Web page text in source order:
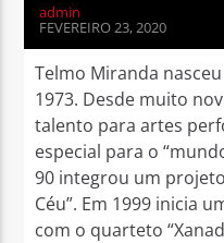
admin
FEVEREIRO 23, 2020
Telmo Miranda
1973. Desde muito
talento para artes
especial para o
90 integrou um
Céu”. Em 1999 inicia
com o quarteto